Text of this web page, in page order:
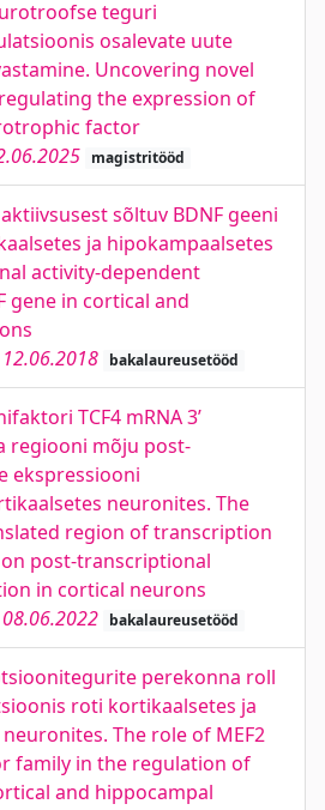
teguri
osalevate uute
Uncovering novel
the expression of
factor
magistritööd
sõltuv BDNF geeni
ja hipokampaalsetes
activity-dependent
gene in cortical and
12.06.2018 bakalaureusetööd
TCF4 mRNA 3’
regiooni mõju post-
ekspressiooni
neuronites. The
region of transcription
on post-transcriptional
in cortical neurons
08.06.2022 bakalaureusetööd
perekonna roll
roti kortikaalsetes ja
The role of MEF2
family in the regulation of
and hippocampal